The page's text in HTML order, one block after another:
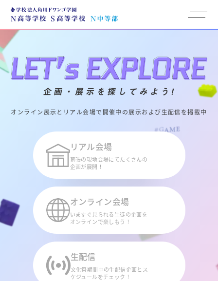
企画・展示一覧
生配信タイムスケジュール
会場レポート
磁石祭とは
オンライン展示とリアル会場で開催中の展示および生配信を掲載中
リアル会場
幕張の現地会場にてたくさんの
企画が展開！
オンライン会場
いますぐ見られる生徒の企画を
オンラインで楽しもう！
生配信
文化祭期間中の生配信企画とス
ケジュールをチェック！